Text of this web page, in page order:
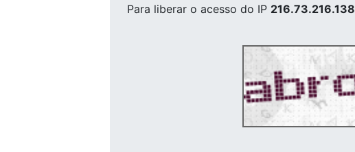
Para liberar o acesso do IP 216.73.216.138